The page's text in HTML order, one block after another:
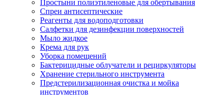
Простыни полиэтиленовые для обертывания
Спреи антисептические
Реагенты для водоподготовки
Салфетки для дезинфекции поверхностей
Мыло жидкое
Крема для рук
Уборка помещений
Бактерицидные облучатели и рециркуляторы
Хранение стерильного инструмента
Предстерилизационная очистка и мойка
инструментов